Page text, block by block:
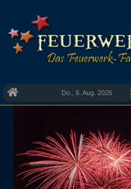
Do., 6. Aug. 2026